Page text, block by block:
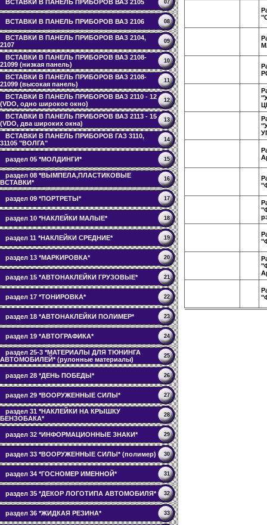
ВСТАВКИ В ПАНЕЛЬ ПРИБОРОВ ВАЗ 2105 07
ВСТАВКИ В ПАНЕЛЬ ПРИБОРОВ ВАЗ 2106 08
ВСТАВКИ В ПАНЕЛЬ ПРИБОРОВ ВАЗ 2104,
2107
09
ВСТАВКИ В ПАНЕЛЬ ПРИБОРОВ ВАЗ 2108-
21099 (низкая панель)
10
ВСТАВКИ В ПАНЕЛЬ ПРИБОРОВ ВАЗ 2108-
21099 (высокая панель)
11
ВСТАВКИ В ПАНЕЛЬ ПРИБОРОВ ВАЗ 2110 - 12
(VDO, одно широкое окно)
12
ВСТАВКИ В ПАНЕЛЬ ПРИБОРОВ ВАЗ 2113 - 15
(VDO, два широких окна)
13
ВСТАВКИ В ПАНЕЛЬ ПРИБОРОВ ГАЗ 3110,
31105 "ВОЛГА"
14
раздел 05 *МОЛДИНГИ* 15
раздел 08 *ВЫМПЕЛА,ПЛАСТИКОВЫЕ
ВСТАВКИ*
16
раздел 09 *ПОРТРЕТЫ* 17
раздел 10 *НАКЛЕЙКИ МАЛЫЕ* 18
раздел 11 *НАКЛЕЙКИ СРЕДНИЕ* 19
раздел 13 *МАРКИРОВКА* 20
раздел 15 *АВТОНАКЛЕЙКИ ГРУЗОВЫЕ* 21
раздел 17 *ТОНИРОВКА* 22
раздел 18 *АВТОНАКЛЕЙКИ ПОЛИМЕР* 23
раздел 19 *АВТОГРАФИКА* 24
раздел 25-3 *МАТЕРИАЛЫ ДЛЯ ТЮНИНГА
АВТОМОБИЛЕЙ* (рулонные материалы)
25
раздел 28 *ДЕНЬ ПОБЕДЫ* 26
раздел 29 *ВООРУЖЕННЫЕ СИЛЫ* 27
раздел 31 *НАКЛЕЙКИ НА КРЫШКУ
БЕНЗОБАКА*
28
раздел 32 *ИНФОРМАЦИОННЫЕ ЗНАКИ* 29
раздел 33 *ВООРУЖЕННЫЕ СИЛЫ* (полимер) 30
раздел 34 *ГОСНОМЕР ИМЕННОЙ* 31
раздел 35 *ДЕКОР ЛОГОТИПА АВТОМОБИЛЯ* 32
раздел 36 *ЖИДКАЯ РЕЗИНА* 33